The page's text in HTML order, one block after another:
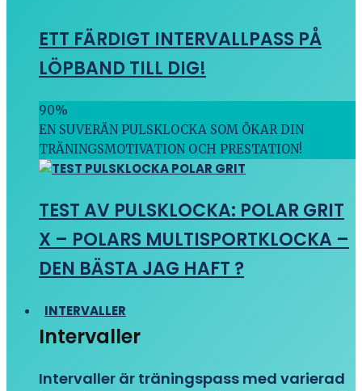
ETT FÄRDIGT INTERVALLPASS PÅ
LÖPBAND TILL DIG!
90%
EN SUVERÄN PULSKLOCKA SOM ÖKAR DIN
TRÄNINGSMOTIVATION OCH PRESTATION!
TEST AV PULSKLOCKA: POLAR GRIT
X – POLARS MULTISPORTKLOCKA –
DEN BÄSTA JAG HAFT ?
INTERVALLER
Intervaller
Intervaller är träningspass med varierad